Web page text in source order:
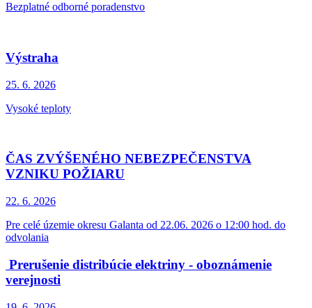
Bezplatné odborné poradenstvo
Výstraha
25. 6. 2026
Vysoké teploty
ČAS ZVÝŠENÉHO NEBEZPEČENSTVA
VZNIKU POŽIARU
22. 6. 2026
Pre celé územie okresu Galanta od 22.06. 2026 o 12:00 hod. do
odvolania
Prerušenie distribúcie elektriny - oboznámenie
verejnosti